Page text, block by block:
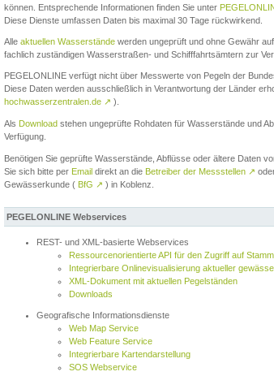
können. Entsprechende Informationen finden Sie unter
Diese Dienste umfassen Daten bis maximal 30 Tage rückwirkend.
Alle aktuellen Wasserstände werden ungeprüft und ohne Gewähr
fachlich zuständigen Wasserstraßen- und Schifffahrtsämtern zur
PEGELONLINE verfügt nicht über Messwerte von Pegeln der
Diese Daten werden ausschließlich in Verantwortung der Länder
hochwasserzentralen.de ↗ ).
Als Download stehen ungeprüfte Rohdaten für Wasserstände und
Verfügung.
Benötigen Sie geprüfte Wasserstände, Abflüsse oder ältere Daten
Sie sich bitte per Email direkt an die Betreiber der Messstellen ↗
Gewässerkunde ( BfG ↗ ) in Koblenz.
PEGELONLINE Webservices
REST- und XML-basierte Webservices
Ressourcenorientierte API für den Zugriff auf
Integrierbare Onlinevisualisierung aktueller
XML-Dokument mit aktuellen Pegelständen
Downloads
Geografische Informationsdienste
Web Map Service
Web Feature Service
Integrierbare Kartendarstellung
SOS Webservice